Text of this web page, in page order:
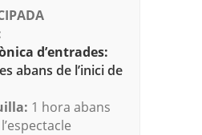
d’entrades:
abans de l’inici de
1 hora abans